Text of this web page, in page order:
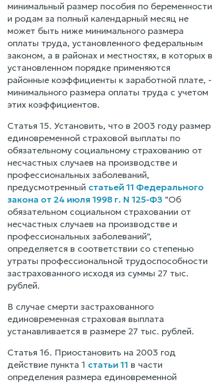
минимальный размер пособия по беременности
и родам за полный календарный месяц не
может быть ниже минимального размера
оплаты труда, установленного федеральным
законом, а в районах и местностях, в которых в
установленном порядке применяются
районные коэффициенты к заработной плате, -
минимального размера оплаты труда с учетом
этих коэффициентов.
Статья 15. Установить, что в 2003 году размер
единовременной страховой выплаты по
обязательному социальному страхованию от
несчастных случаев на производстве и
профессиональных заболеваний,
предусмотренный статьей 11 Федерального
закона от 24 июля 1998 г. N 125-ФЗ "Об
обязательном социальном страховании от
несчастных случаев на производстве и
профессиональных заболеваний",
определяется в соответствии со степенью
утраты профессиональной трудоспособности
застрахованного исходя из суммы 27 тыс.
рублей.
В случае смерти застрахованного
единовременная страховая выплата
устанавливается в размере 27 тыс. рублей.
Статья 16. Приостановить на 2003 год
действие пункта 1 статьи 11 в части
определения размера единовременной